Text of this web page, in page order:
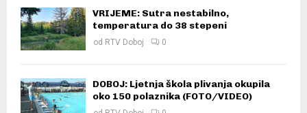
VRIJEME: Sutra nestabilno,
temperatura do 38 stepeni
od RTV Doboj 0
DOBOJ: Ljetnja škola plivanja okupila
oko 150 polaznika (FOTO/VIDEO)